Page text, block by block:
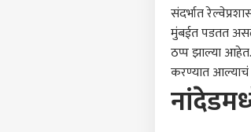
संदर्भात
मुंबईत पडतत
ठप्प झाल्या आहेत.
करण्यात